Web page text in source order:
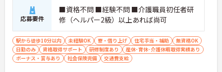
応募要件
■資格不問 ■経験不問 ■介護職員初任者研
修（ヘルパー2級）以上あれば尚可
駅から徒歩10分以内 未経験OK 寮・借り上げ 住宅手当・補助
無資格OK
日勤のみ
資格取得サポート 研修制度あり
産休･育休･介護休暇取得実績あり
ボーナス・賞与あり
社会保険完備 交通費支給